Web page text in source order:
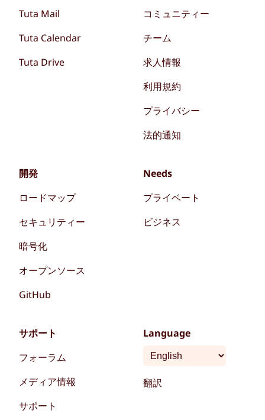
Tuta Mail
Tuta Calendar
Tuta Drive
コミュニティー
チーム
求人情報
利用規約
プライバシー
法的通知
開発
ロードマップ
セキュリティー
暗号化
オープンソース
GitHub
Needs
プライベート
ビジネス
サポート
フォーラム
メディア情報
サポート
Language
翻訳